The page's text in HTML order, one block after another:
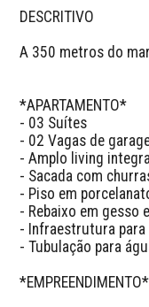
DESCRITIVO
A 350 metros do mar
*APARTAMENTO*
- 03 Suítes
- 02 Vagas de
- Amplo living
- Sacada com
- Piso em
- Rebaixo em gesso
- Infraestrutura
- Tubulação para
*EMPREENDIMENTO*